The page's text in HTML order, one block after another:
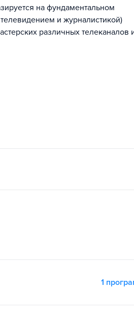
на фундаментальном
и журналистикой)
различных телеканалов
1